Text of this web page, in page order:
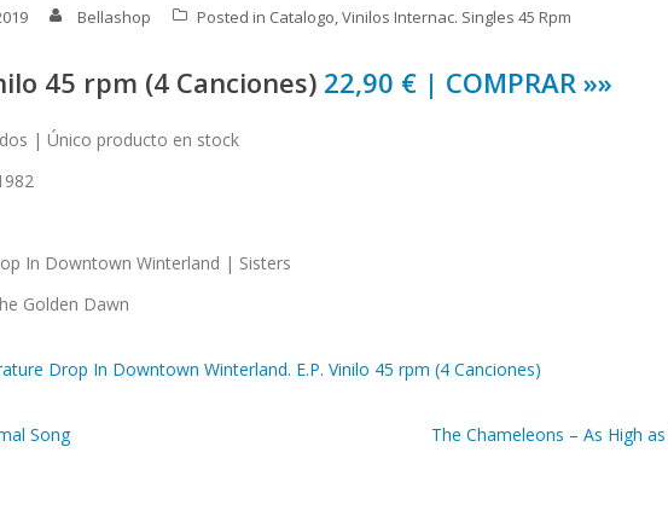
Bellashop Posted in Catalogo,Vinilos Internac. Singles 45 Rpm
45 rpm (4 Canciones) 22,90 € | COMPRAR »»
| Único producto en stock
In Downtown Winterland | Sisters
Golden Dawn
Drop In Downtown Winterland. E.P. Vinilo 45 rpm (4 Canciones)
Song The Chameleons – As High